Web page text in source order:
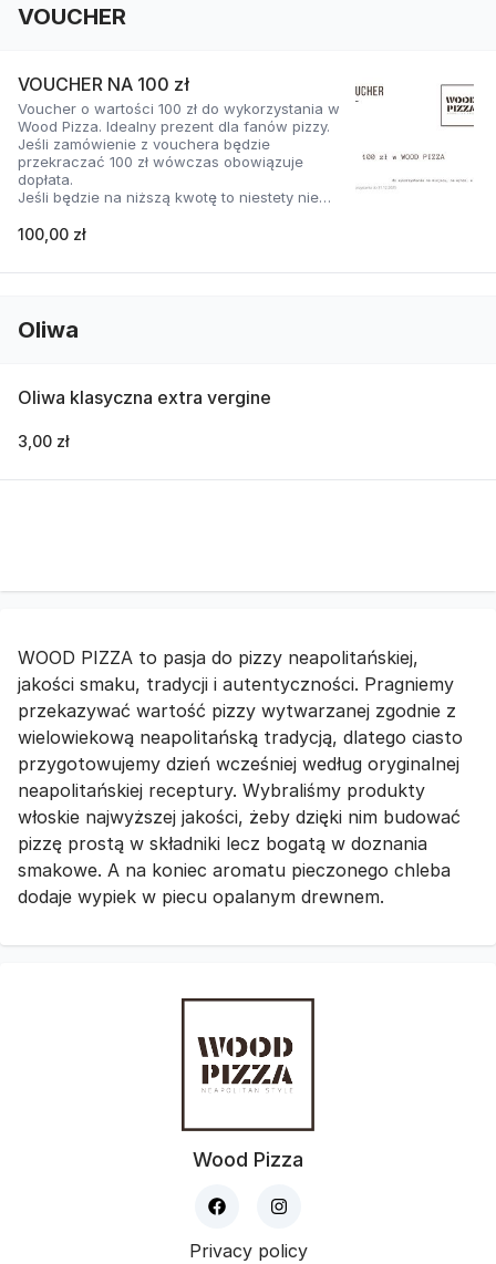
VOUCHER
VOUCHER NA 100 zł
Voucher o wartości 100 zł do wykorzystania w
Wood Pizza. Idealny prezent dla fanów pizzy.
Jeśli zamówienie z vouchera będzie
przekraczać 100 zł wówczas obowiązuje
dopłata.
Jeśli będzie na niższą kwotę to niestety nie
pomoże skomponować produkty z Wood
Vouchery można odebrać fizycznie w Wood
100,00 zł
Oliwa
Oliwa klasyczna extra vergine
3,00 zł
WOOD PIZZA to pasja do pizzy neapolitańskiej,
jakości smaku, tradycji i autentyczności. Pragniemy
przekazywać wartość pizzy wytwarzanej zgodnie z
wielowiekową neapolitańską tradycją, dlatego ciasto
przygotowujemy dzień wcześniej według oryginalnej
neapolitańskiej receptury. Wybraliśmy produkty
włoskie najwyższej jakości, żeby dzięki nim budować
pizzę prostą w składniki lecz bogatą w doznania
smakowe. A na koniec aromatu pieczonego chleba
dodaje wypiek w piecu opalanym drewnem.
Wood Pizza
Privacy policy